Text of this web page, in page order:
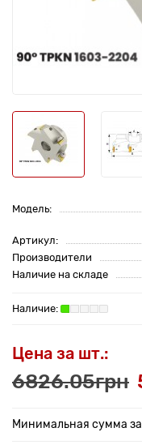
Модель:
Артикул:
Производители
Наличие на складе
Цена за шт.:
6826.05грн
Минимальная сумма